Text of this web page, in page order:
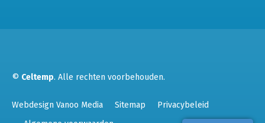
© Celtemp. Alle rechten voorbehouden.
Webdesign Vanoo Media Sitemap
Privacybeleid